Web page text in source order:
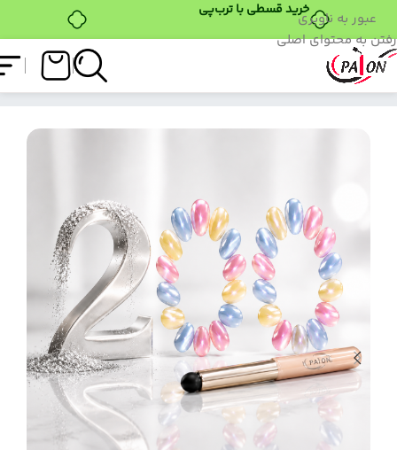
عبور به ناوبری
رفتن به محتوای اصلی
فروشگاه پیشنهاد روز